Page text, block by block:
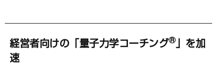
経営者向けの「量子力学コーチング®」を加
速